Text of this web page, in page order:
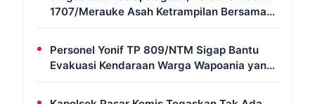
1707/Merauke Asah Ketrampilan Bersama
Petugas Damkar
Personel Yonif TP 809/NTM Sigap Bantu
Evakuasi Kendaraan Warga Wapoania yang
Terperosok ke Jurang